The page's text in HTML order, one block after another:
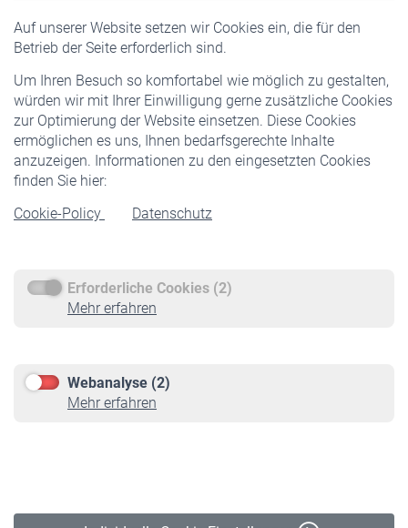
Auf unserer Website setzen wir Cookies ein, die für den
Betrieb der Seite erforderlich sind.
Um Ihren Besuch so komfortabel wie möglich zu gestalten,
würden wir mit Ihrer Einwilligung gerne zusätzliche Cookies
zur Optimierung der Website einsetzen. Diese Cookies
ermöglichen es uns, Ihnen bedarfsgerechte Inhalte
anzuzeigen. Informationen zu den eingesetzten Cookies
finden Sie hier:
Cookie-Policy
Datenschutz
Erforderliche Cookies (2)
Mehr erfahren
Webanalyse (2)
Mehr erfahren
Pflichtversicherung
Staatliche Förderung
Veranstaltungen
Rentner
Rentenbeginn
Rente beantragen
Service
Informationen
Online-Rechner
VBLnewsletter
Erklärung zur Barrierefreiheit